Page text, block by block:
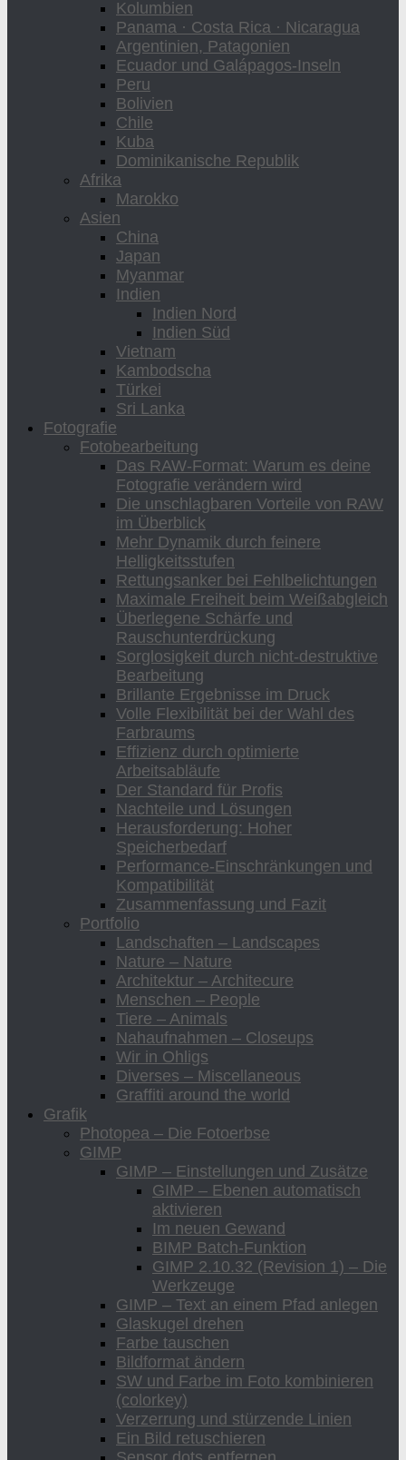
Kolumbien
Panama · Costa Rica · Nicaragua
Argentinien, Patagonien
Ecuador und Galápagos-Inseln
Peru
Bolivien
Chile
Kuba
Dominikanische Republik
Afrika
Marokko
Asien
China
Japan
Myanmar
Indien
Indien Nord
Indien Süd
Vietnam
Kambodscha
Türkei
Sri Lanka
Fotografie
Fotobearbeitung
Das RAW-Format: Warum es deine
Fotografie verändern wird
Die unschlagbaren Vorteile von RAW
im Überblick
Mehr Dynamik durch feinere
Helligkeitsstufen
Rettungsanker bei Fehlbelichtungen
Maximale Freiheit beim Weißabgleich
Überlegene Schärfe und
Rauschunterdrückung
Sorglosigkeit durch nicht-destruktive
Bearbeitung
Brillante Ergebnisse im Druck
Volle Flexibilität bei der Wahl des
Farbraums
Effizienz durch optimierte
Arbeitsabläufe
Der Standard für Profis
Nachteile und Lösungen
Herausforderung: Hoher
Speicherbedarf
Performance-Einschränkungen und
Kompatibilität
Zusammenfassung und Fazit
Portfolio
Landschaften – Landscapes
Nature – Nature
Architektur – Architecure
Menschen – People
Tiere – Animals
Nahaufnahmen – Closeups
Wir in Ohligs
Diverses – Miscellaneous
Graffiti around the world
Grafik
Photopea – Die Fotoerbse
GIMP
GIMP – Einstellungen und Zusätze
GIMP – Ebenen automatisch
aktivieren
Im neuen Gewand
BIMP Batch-Funktion
GIMP 2.10.32 (Revision 1) – Die
Werkzeuge
GIMP – Text an einem Pfad anlegen
Glaskugel drehen
Farbe tauschen
Bildformat ändern
SW und Farbe im Foto kombinieren
(colorkey)
Verzerrung und stürzende Linien
Ein Bild retuschieren